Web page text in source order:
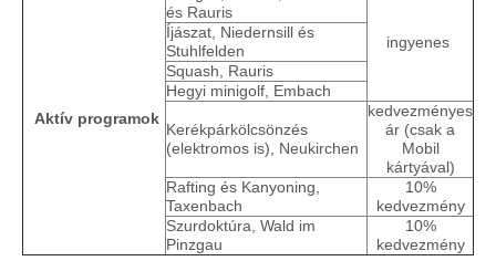
Aktív programok
és Rauris
ingyenes
Íjászat, Niedernsill és
Stuhlfelden
Squash, Rauris
Hegyi minigolf, Embach
Kerékpárkölcsönzés
(elektromos is), Neukirchen
kedvezményes
ár (csak a
Mobil
kártyával)
Rafting és Kanyoning,
Taxenbach
10%
kedvezmény
Szurdoktúra, Wald im
Pinzgau
10%
kedvezmény